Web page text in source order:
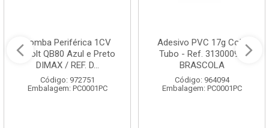
Bomba Periférica 1CV
Bivolt QB80 Azul e Preto
DIMAX / REF. D...
Código: 972751
Embalagem: PC0001PC
Adesivo PVC 17g Cola
Tubo - Ref. 3130009 -
BRASCOLA
Código: 964094
Embalagem: PC0001PC